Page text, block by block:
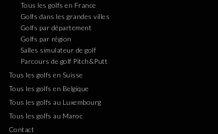
Tous les golfs en France
Golfs dans les grandes villes
Golfs par département
Golfs par région
Salles simulateur de golf
Parcours de golf Pitch&Putt
Tous les golfs en Suisse
Tous les golfs en Belgique
Tous les golfs au Luxembourg
Tous les golfs au Maroc
Contact